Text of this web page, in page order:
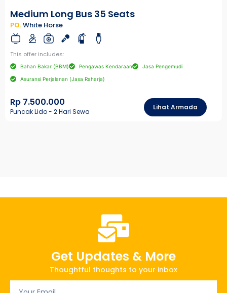
Medium Long Bus 35 Seats
PO.White Horse
This offer includes:
Bahan Bakar (BBM) Pengawas Kendaraan Jasa Pengemudi
Asuransi Perjalanan (Jasa Raharja)
Rp 7.500.000
Puncak Lido - 2 Hari Sewa
Lihat Armada
Get Updates & More
Thoughtful thoughts to your inbox